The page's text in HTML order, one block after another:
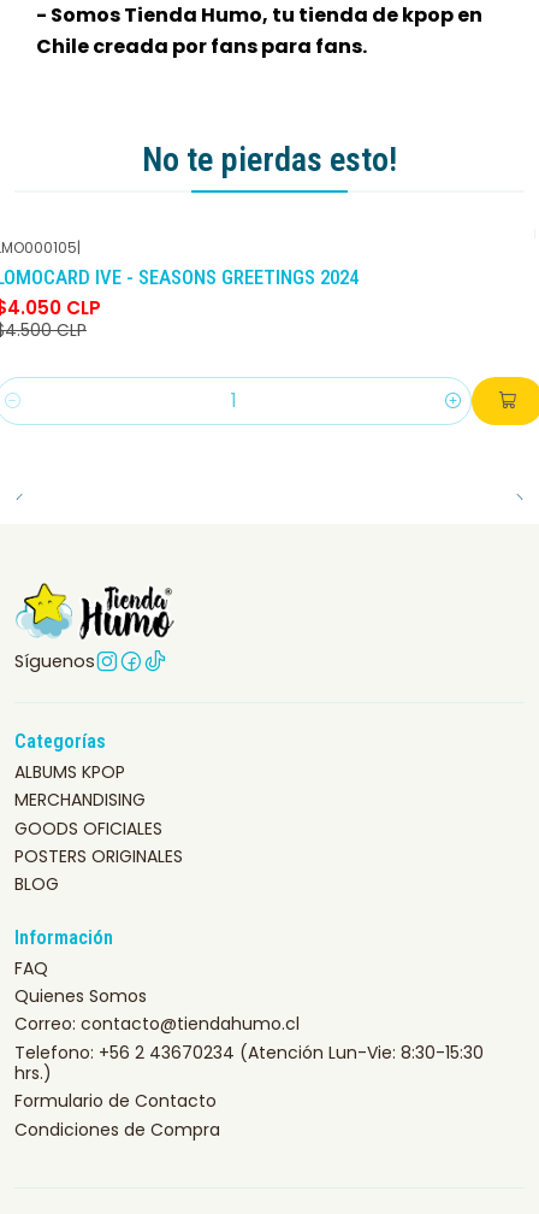
- Somos Tienda Humo, tu tienda de kpop en
Chile creada por fans para fans.
No te pierdas esto!
-10% DCTO
|
IVE - SEASONS GREETINGS 2024
CLP
CLP
Síguenos
Categorías
ALBUMS KPOP
MERCHANDISING
GOODS OFICIALES
POSTERS ORIGINALES
BLOG
Información
FAQ
Quienes Somos
Correo: contacto@tiendahumo.cl
Telefono: +56 2 43670234 (Atención Lun-Vie: 8:30-15:30
hrs.)
Formulario de Contacto
Condiciones de Compra